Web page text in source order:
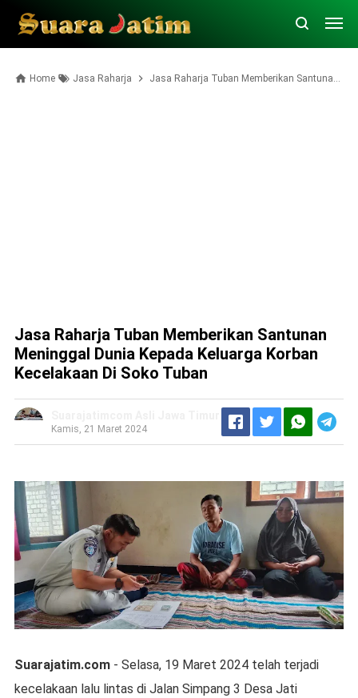
Home Jasa Raharja Jasa Raharja Tuban Memberikan Santunan Meninggal Dunia Kepada Keluarga Korban Kecelakaan di Soko Tuban
Jasa Raharja Tuban Memberikan Santunan
Meninggal Dunia Kepada Keluarga Korban
Kecelakaan Di Soko Tuban
Kamis, 21 Maret 2024
Suarajatim.com- Selasa, 19 Maret 2024 telah terjadi
kecelakaan lalu lintas di Jalan Simpang 3 Desa Jati